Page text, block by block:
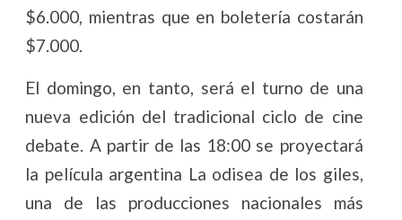
$6.000, mientras que en boletería costarán
$7.000.
El domingo, en tanto, será el turno de una
nueva edición del tradicional ciclo de cine
debate. A partir de las 18:00 se proyectará
la película argentina La odisea de los giles,
una de las producciones nacionales más